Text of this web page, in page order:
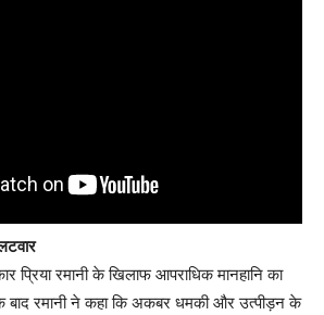
रमानी के खिलाफ आपराधिक मानहानि का
बाद रमानी ने कहा कि अकबर धमकी और उत्पीड़न के